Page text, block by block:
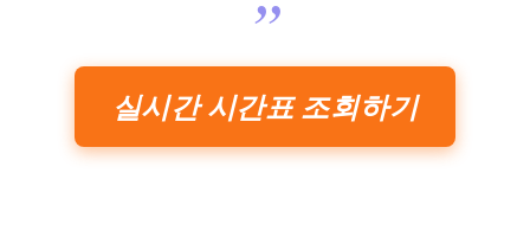
실시간 시간표 조회하기